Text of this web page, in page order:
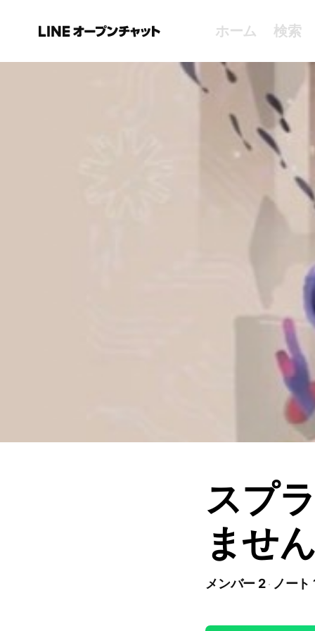
ホーム 検索
スプ
ませ
メンバー 2 ノート